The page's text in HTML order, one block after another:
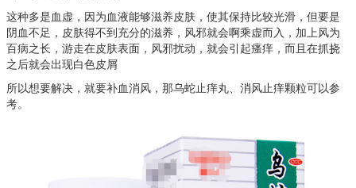
这种多是血虚，因为血液能够滋养皮肤，使其保持比较光滑，但要是
阴血不足，皮肤得不到充分的滋养，风邪就会啊乘虚而入，加上风为
百病之长，游走在皮肤表面，风邪扰动，就会引起瘙痒，而且在抓挠
之后就会出现白色皮屑
所以想要解决，就要补血消风，那乌蛇止痒丸、消风止痒颗粒可以参
考。